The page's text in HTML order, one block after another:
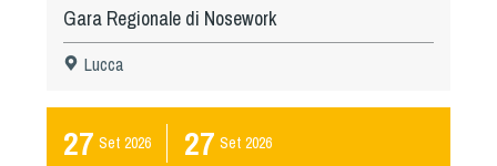
Gara Regionale di Nosework
Lucca
27 Set 2026 27 Set 2026